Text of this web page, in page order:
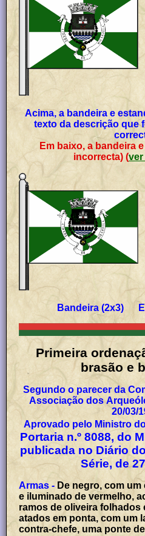
Acima, a bandeira e
texto da descrição que
Em baixo, a bandeira e estandarte (versão
incorrecta) (
Primeira
brasão e
Segundo o parecer da
Associação dos
20/03/
Aprovado pelo Ministro
Portaria n.º 8088, do
publicada no Diário
Série, de
Armas - De negro, com
e iluminado de vermelho,
ramos de oliveira folhados
atados em ponta, com um
contra-chefe, uma ponte